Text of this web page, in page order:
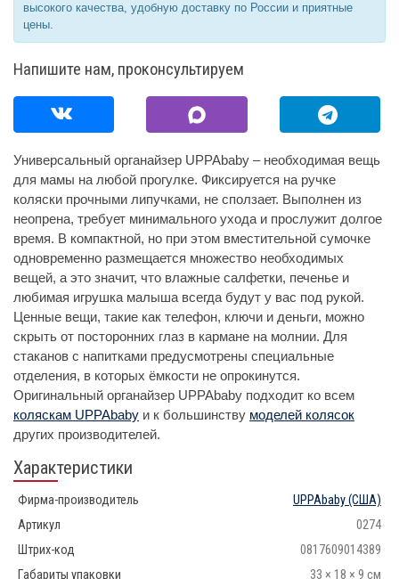
высокого качества, удобную доставку по России и приятные
цены.
Напишите нам, проконсультируем
Универсальный органайзер UPPAbaby – необходимая вещь
для мамы на любой прогулке. Фиксируется на ручке
коляски прочными липучками, не сползает. Выполнен из
неопрена, требует минимального ухода и прослужит долгое
время. В компактной, но при этом вместительной сумочке
одновременно размещается множество необходимых
вещей, а это значит, что влажные салфетки, печенье и
любимая игрушка малыша всегда будут у вас под рукой.
Ценные вещи, такие как телефон, ключи и деньги, можно
скрыть от посторонних глаз в кармане на молнии. Для
стаканов с напитками предусмотрены специальные
отделения, в которых ёмкости не опрокинутся.
Оригинальный органайзер UPPAbaby подходит ко всем
коляскам UPPAbaby и к большинству моделей колясок
других производителей.
Характеристики
Фирма-производитель UPPAbaby(США)
Артикул
0274
Штрих-код
0817609014389
Габариты упаковки
33 × 18 × 9 см